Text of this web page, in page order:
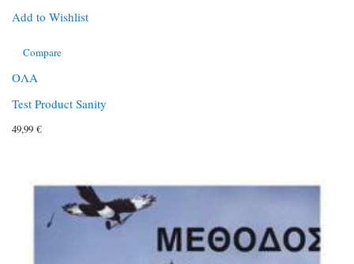
Add to Wishlist
Compare
ΟΛΑ
Test Product Sanity
49,99 €